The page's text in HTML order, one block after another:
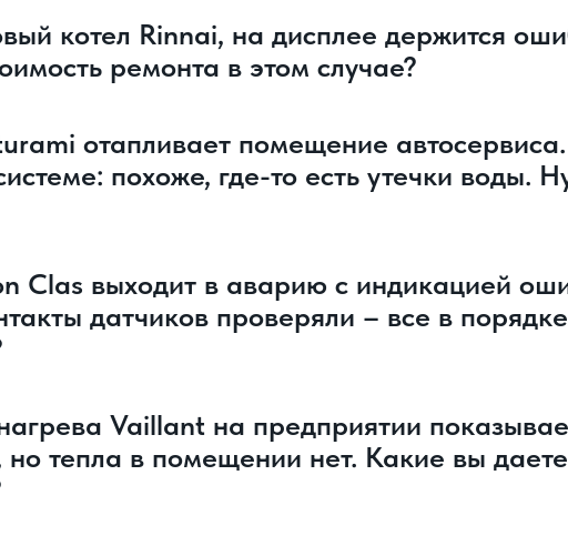
котел Rinnai, на дисплее держится
ремонта в этом случае?
отапливает помещение
похоже, где-то есть утечки воды.
Clas выходит в аварию с индикацией
датчиков проверяли – все в
Vaillant на предприятии
но тепла в помещении нет. Какие вы